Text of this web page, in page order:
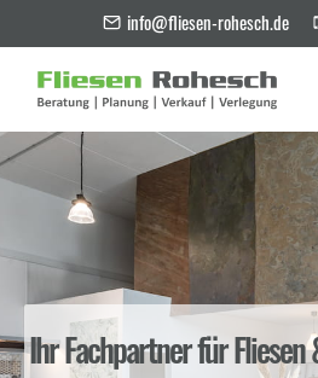
info@fliesen-rohesch.de
Ihr Fachpartner für